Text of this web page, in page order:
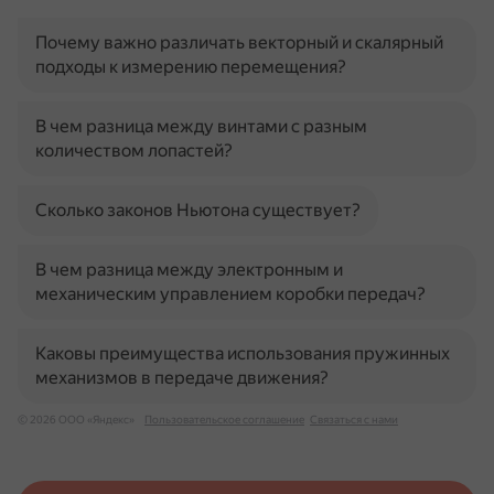
Почему важно различать векторный и скалярный
подходы к измерению перемещения?
В чем разница между винтами с разным
количеством лопастей?
Сколько законов Ньютона существует?
В чем разница между электронным и
механическим управлением коробки передач?
Каковы преимущества использования пружинных
механизмов в передаче движения?
© 2026 ООО «Яндекс» Пользовательское соглашение Связаться с нами